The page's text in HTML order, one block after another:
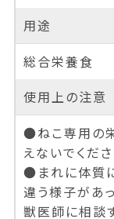
用途
総合栄養食
使用上の注意
●ねこ専用の
えないでくださ
●まれに体質
違う様子があ
獣医師に相談